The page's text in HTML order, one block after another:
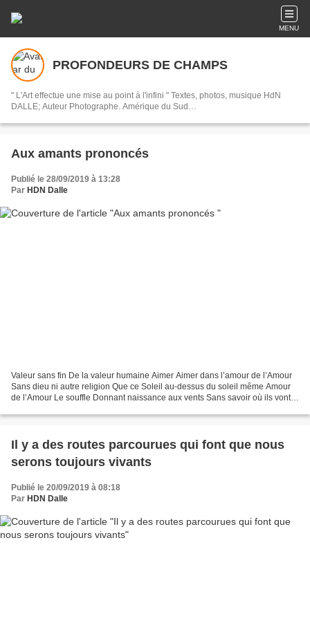
MENU
PROFONDEURS DE CHAMPS
" L'Art effectue une mise au point à l'infini " Textes, photos, musique HdN
DALLE; Auteur Photographe. Amérique du Sud…
Aux amants prononcés
Publié le 28/09/2019 à 13:28
Par HDN Dalle
Valeur sans fin De la valeur humaine Aimer Aimer dans l’amour de l’Amour
Sans dieu ni autre religion Que ce Soleil au-dessus du soleil même Amour
de l’Amour Le souffle Donnant naissance aux vents Sans savoir où ils vont
Il y a des routes parcourues qui font que nous
serons toujours vivants
Publié le 20/09/2019 à 08:18
Par HDN Dalle